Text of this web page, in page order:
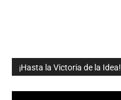
¡Hasta la Victoria de la Idea!